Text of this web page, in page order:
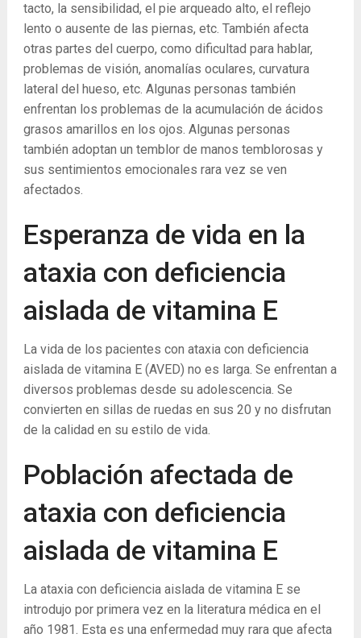
tacto, la sensibilidad, el pie arqueado alto, el reflejo
lento o ausente de las piernas, etc. También afecta
otras partes del cuerpo, como dificultad para hablar,
problemas de visión, anomalías oculares, curvatura
lateral del hueso, etc. Algunas personas también
enfrentan los problemas de la acumulación de ácidos
grasos amarillos en los ojos. Algunas personas
también adoptan un temblor de manos temblorosas y
sus sentimientos emocionales rara vez se ven
afectados.
Esperanza de vida en la
ataxia con deficiencia
aislada de vitamina E
La vida de los pacientes con ataxia con deficiencia
aislada de vitamina E (AVED) no es larga. Se enfrentan a
diversos problemas desde su adolescencia. Se
convierten en sillas de ruedas en sus 20 y no disfrutan
de la calidad en su estilo de vida.
Población afectada de
ataxia con deficiencia
aislada de vitamina E
La ataxia con deficiencia aislada de vitamina E se
introdujo por primera vez en la literatura médica en el
año 1981. Esta es una enfermedad muy rara que afecta